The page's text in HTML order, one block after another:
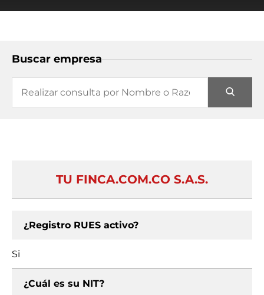
Buscar empresa
TU FINCA.COM.CO S.A.S.
¿Registro RUES activo?
Si
¿Cuál es su NIT?